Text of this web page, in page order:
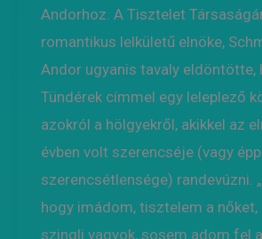
Andorhoz. A Tisztelet
romantikus lelkületű elnöke,
Andor ugyanis tavaly eldöntötte,
Tündérek címmel egy leleplező
azokról a hölgyekről, akikkel az
évben volt szerencséje (vagy épp
szerencsétlensége) randevúzni.
hogy imádom, tisztelem a nőket,
szingli vagyok, sosem adom fel